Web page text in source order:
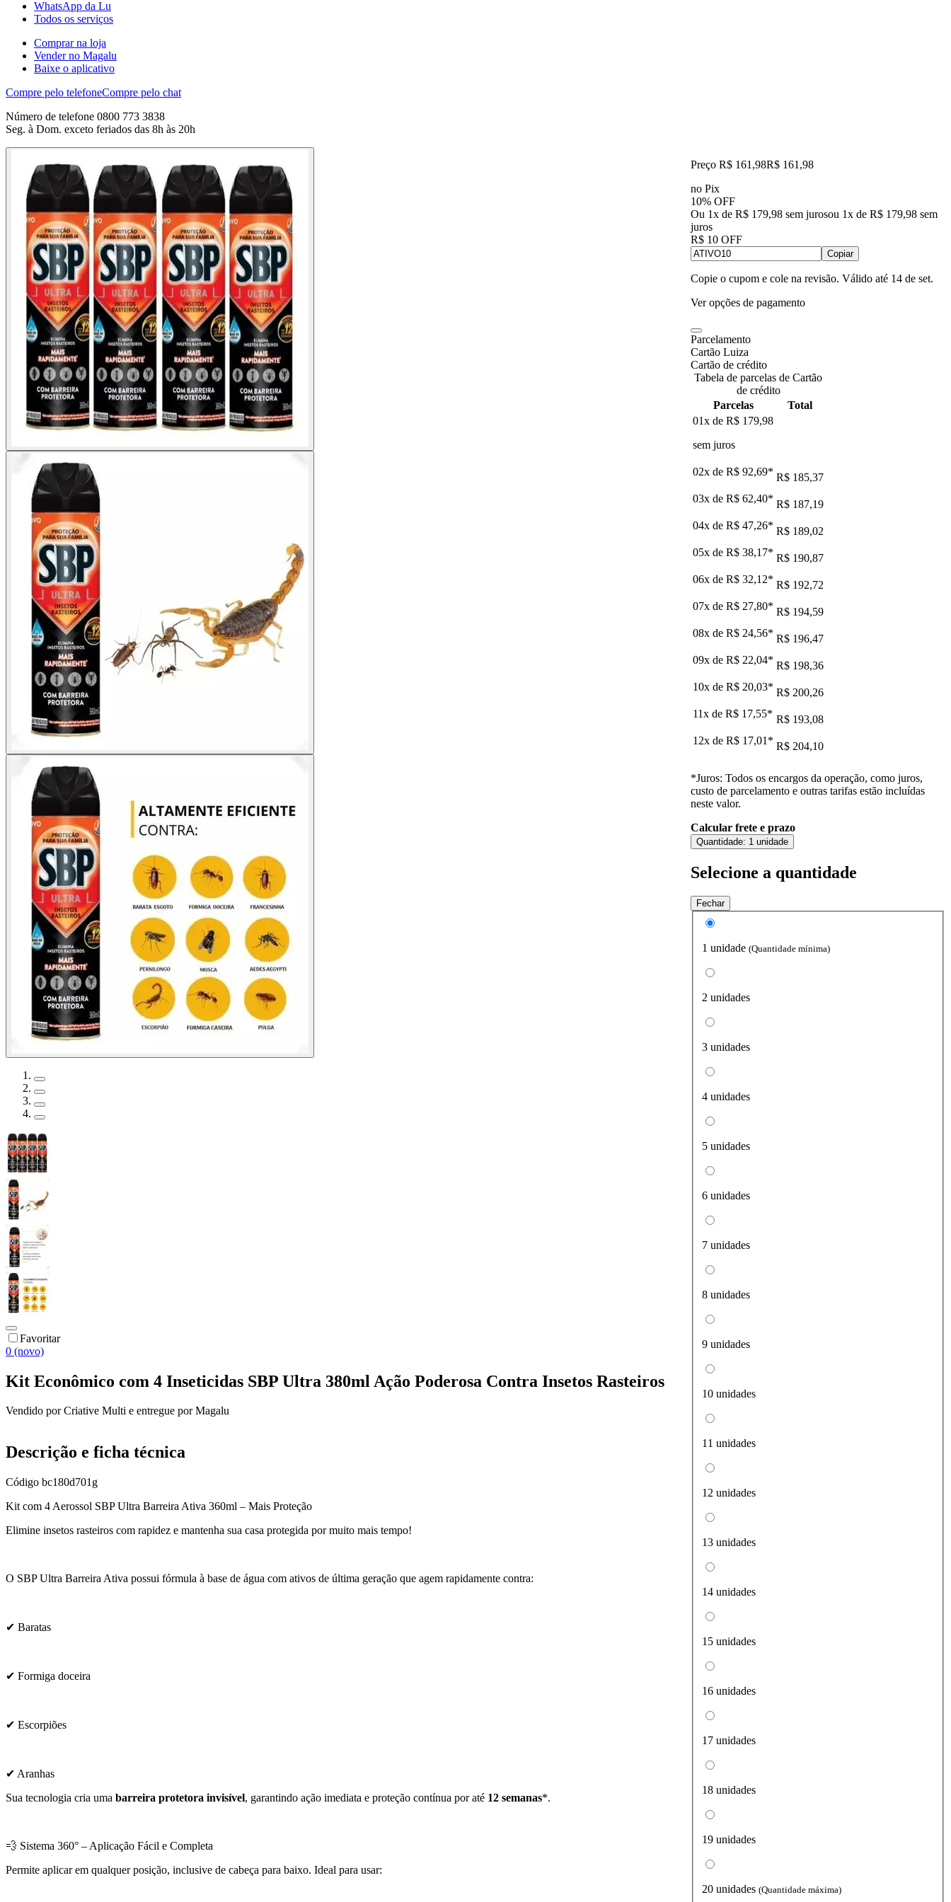
WhatsApp da Lu
Todos os serviços
Comprar na loja
Vender no Magalu
Baixe o aplicativo
Compre pelo telefoneCompre pelo chat
Número de telefone 0800 773 3838
Seg. à Dom. exceto feriados das 8h às 20h
Favoritar
0 (novo)
Kit Econômico com 4 Inseticidas SBP Ultra 380ml Ação Poderosa Contra Insetos Rasteiros
Vendido porCriative Multi e entregue por Magalu
Preço R$ 161,98R$ 161 ,98
no Pix
10% OFF
Ou 1x de R$ 179,98 sem jurosou 1x de R$ 179,98 sem
juros
R$ 10 OFF
Copiar
Copie o cupom e cole na revisão. Válido até 14 de set.
Ver opções de pagamento
Parcelamento
Cartão Luiza
Cartão de crédito
Tabela de parcelas de Cartão
de crédito
Parcelas
Total
01x de R$ 179,98
sem juros
02x de R$ 92,69* R$ 185,37
03x de R$ 62,40* R$ 187,19
04x de R$ 47,26* R$ 189,02
05x de R$ 38,17* R$ 190,87
06x de R$ 32,12* R$ 192,72
07x de R$ 27,80* R$ 194,59
08x de R$ 24,56* R$ 196,47
09x de R$ 22,04* R$ 198,36
10x de R$ 20,03* R$ 200,26
11x de R$ 17,55* R$ 193,08
12x de R$ 17,01 * R$ 204,10
*Juros: Todos os encargos da operação, como juros,
custo de parcelamento e outras tarifas estão incluídas
neste valor.
Calcular frete e prazo
Quantidade: 1 unidade
Selecione a quantidade
Fechar
1 unidade (Quantidade mínima)
2 unidades
3 unidades
4 unidades
5 unidades
6 unidades
7 unidades
8 unidades
9 unidades
10 unidades
11 unidades
12 unidades
13 unidades
14 unidades
15 unidades
16 unidades
17 unidades
18 unidades
19 unidades
20 unidades (Quantidade máxima)
Descrição e ficha técnica
Código bc180d701g
Kit com 4 Aerossol SBP Ultra Barreira Ativa 360ml – Mais Proteção
Elimine insetos rasteiros com rapidez e mantenha sua casa protegida por muito mais tempo!
O SBP Ultra Barreira Ativa possui fórmula à base de água com ativos de última geração que agem rapidamente contra:
✔ Baratas
✔ Formiga doceira
✔ Escorpiões
✔ Aranhas
Sua tecnologia cria uma barreira protetora invisível, garantindo ação imediata e proteção contínua por até 12 semanas*.
💨 Sistema 360° – Aplicação Fácil e Completa
Permite aplicar em qualquer posição, inclusive de cabeça para baixo. Ideal para usar: